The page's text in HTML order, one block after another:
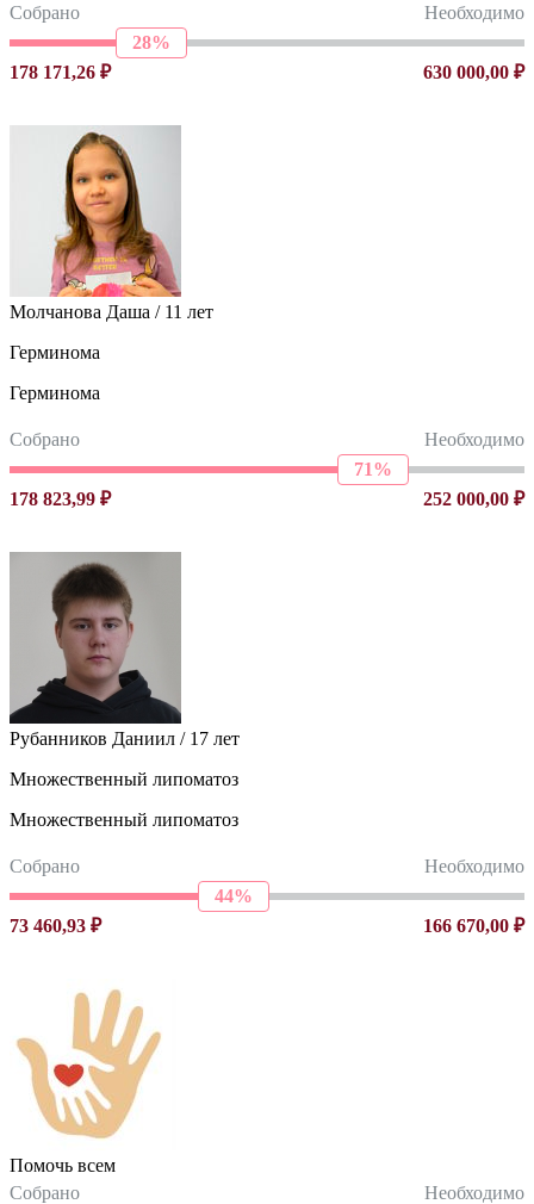
Собрано
Необходимо
28%
178 171,26 ₽
630 000,00 ₽
Молчанова Даша / 11 лет
Герминома
Герминома
Собрано
Необходимо
71%
178 823,99 ₽
252 000,00 ₽
Рубанников Даниил / 17 лет
Множественный липоматоз
Множественный липоматоз
Собрано
Необходимо
44%
73 460,93 ₽
166 670,00 ₽
Помочь всем
Собрано
Необходимо